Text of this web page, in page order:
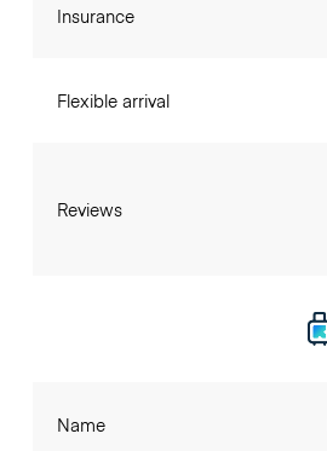
Insurance
Flexible arrival
Reviews
Name